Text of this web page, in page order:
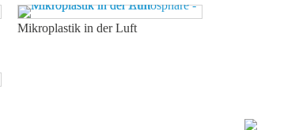
Mikroplastik in der Luft